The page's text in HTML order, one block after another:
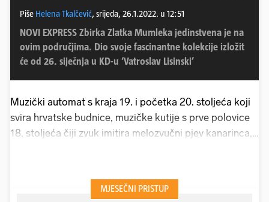
Piše Helena Tkalčević, srijeda, 26.1.2022. u 12:51
NOVI EXPRESS Zbirka Zlatka Mumleka jedinstvena je na
ovim područjima. Dio svoje fascinantne kolekcije izložit
će od 26. siječnja u KD-u ‘Vatroslav Lisinski’
Muzički automat s kraja 19. i početka 20. stoljeća koji
svira hrvatske budnice, muzičke kutije s prve polovice
18. stoljeća čiji zvuk imitira melozvučni pjev kanarinca,
kolekcije jednog samozatajnog čovjeka s velikom
fascinacijom za povijest koji je u posljednjih desetak